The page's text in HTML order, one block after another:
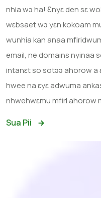
nhia wɔ ha! Ɛnyɛ den sɛ
wɛbsaet wɔ yɛn kokoam
wunhia kan anaa
email, ne domains nyinaa
intanɛt so sotɔɔ ahorow a
hwee na ɛyɛ adwuma
nhwehwɛmu mfiri ahorow
Sua Pii